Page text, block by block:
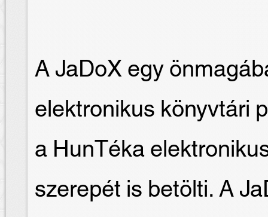
A JaDoX egy
elektronikus könyvtári
a HunTéka
szerepét is betölti. A